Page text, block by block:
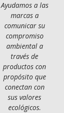
Ayudamos a las
marcas a
comunicar su
compromiso
ambiental a
través de
productos con
propósito que
conectan con
sus valores
ecológicos.